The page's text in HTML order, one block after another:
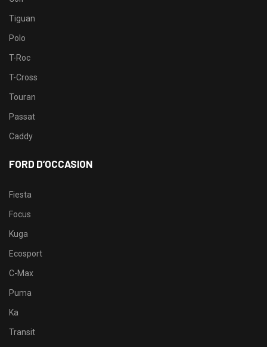
Tiguan
Polo
T-Roc
T-Cross
Touran
Passat
Caddy
FORD D’OCCASION
Fiesta
Focus
Kuga
Ecosport
C-Max
Puma
Ka
Transit